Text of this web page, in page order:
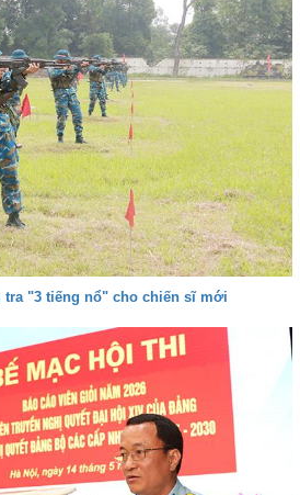
tra "3 tiếng nổ" cho chiến sĩ mới